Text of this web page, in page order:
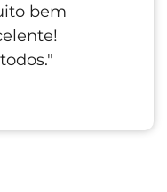
bem